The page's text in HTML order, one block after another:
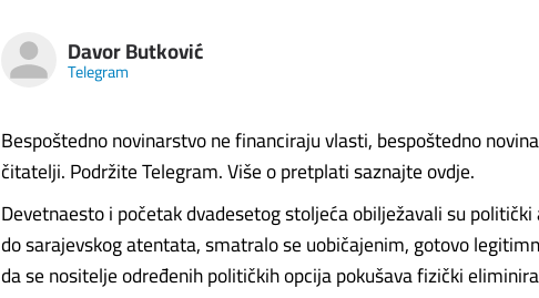
Davor Butković
Telegram
Bespoštedno novinarstvo ne financiraju vlasti, bespoštedno
čitatelji. Podržite Telegram. Više o pretplati saznajte ovdje.
Devetnaesto i početak dvadesetog stoljeća obilježavali su
do sarajevskog atentata, smatralo se uobičajenim, gotovo
da se nositelje određenih političkih opcija pokušava fizički